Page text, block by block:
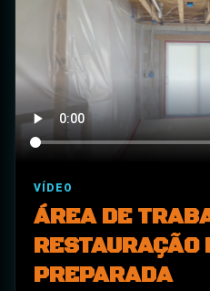
VÍDEO
ÁREA DE
PREPARADA